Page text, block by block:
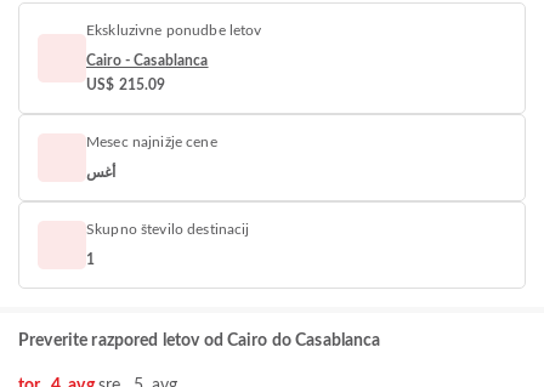
Ekskluzivne ponudbe letov
Cairo - Casablanca
US$ 215.09
Mesec najnižje cene
أغس
Skupno število destinacij
1
Preverite razpored letov od Cairo do Casablanca